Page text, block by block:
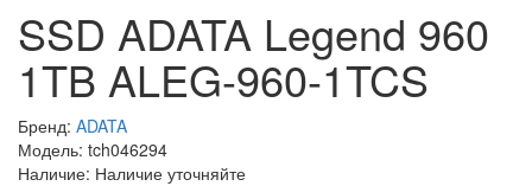
SSD ADATA Legend 960
1TB ALEG-960-1TCS
Бренд: ADATA
Модель: tch046294
Наличие: Наличие уточняйте